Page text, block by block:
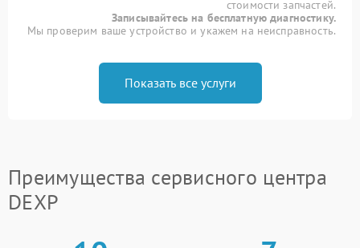
стоимости запчастей.
Записывайтесь на бесплатную диагностику.
Мы проверим ваше устройство и укажем на неисправность.
Показать все услуги
Преимущества сервисного центра
DEXP